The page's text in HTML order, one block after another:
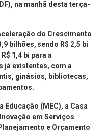
na manhã desta terça-
do Crescimento
bilhões, sendo R$ 2,5 bi
1,4 bi para a
já existentes, com a
ginásios, bibliotecas,
(MEC), a Casa
em Serviços
e Orçamento